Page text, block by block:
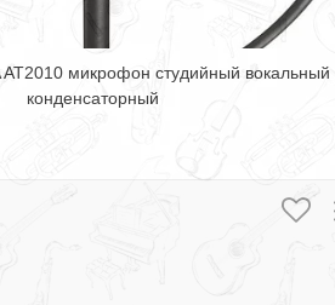
AT2010 микрофон студийный вокальный
конденсаторный